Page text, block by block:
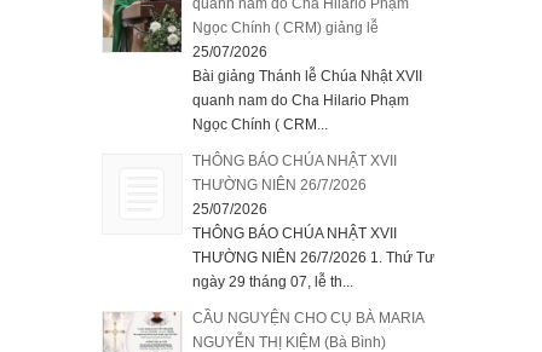
Ngọc Chính ( CRM) giảng lễ
25/07/2026
Bài giảng Thánh lễ Chúa Nhật XVII
quanh nam do Cha Hilario Phạm
Ngọc Chính ( CRM...
THÔNG BÁO CHÚA NHẬT XVII
THƯỜNG NIÊN 26/7/2026
25/07/2026
THÔNG BÁO CHÚA NHẬT XVII
THƯỜNG NIÊN 26/7/2026 1. Thứ Tư
ngày 29 tháng 07, lễ th...
CẦU NGUYỆN CHO CỤ BÀ MARIA
NGUYỄN THỊ KIỆM (Bà Bình)